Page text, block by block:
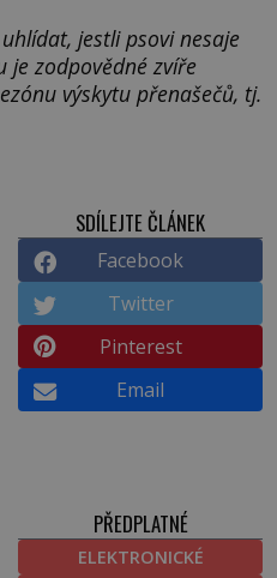
jestli psovi nesaje
zodpovědné zvíře
výskytu přenašečů, tj.
SDÍLEJTE ČLÁNEK
Facebook
Twitter
Pinterest
Email
PŘEDPLATNÉ
ELEKTRONICKÉ